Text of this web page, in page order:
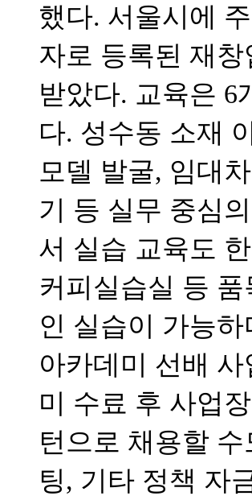
했다. 서울시에
자로 등록된 재
받았다. 교육은 6
다. 성수동 소재
모델 발굴, 임대
기 등 실무 중심
서 실습 교육도
커피실습실 등
인 실습이 가능
아카데미 선배
미 수료 후 사업
턴으로 채용할
팅, 기타 정책 자